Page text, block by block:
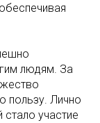
людям. За
пользу. Лично
участие